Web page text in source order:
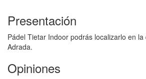
Presentación
Pádel Tietar Indoor podrás localizarlo en
Adrada.
Opiniones